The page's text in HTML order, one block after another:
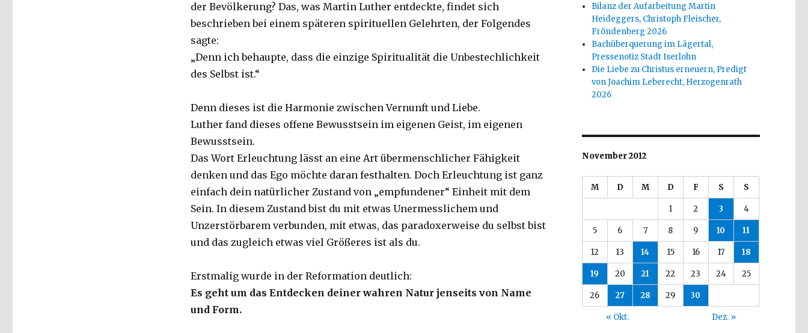
der Bevölkerung? Das, was Martin Luther entdeckte, findet sich
beschrieben bei einem späteren spirituellen Gelehrten, der Folgendes
sagte:
„Denn ich behaupte, dass die einzige Spiritualität die Unbestechlichkeit
des Selbst ist.“
Denn dieses ist die Harmonie zwischen Vernunft und Liebe.
Luther fand dieses offene Bewusstsein im eigenen Geist, im eigenen
Bewusstsein.
Das Wort Erleuchtung lässt an eine Art übermenschlicher Fähigkeit
denken und das Ego möchte daran festhalten. Doch Erleuchtung ist ganz
einfach dein natürlicher Zustand von „empfundener“ Einheit mit dem
Sein. In diesem Zustand bist du mit etwas Unermesslichem und
Unzerstörbarem verbunden, mit etwas, das paradoxerweise du selbst bist
und das zugleich etwas viel Größeres ist als du.
Erstmalig wurde in der Reformation deutlich:
Es geht um das Entdecken deiner wahren Natur jenseits von Name
und Form.
Bilanz der Aufarbeitung Martin
Heideggers, Christoph Fleischer,
Fröndenberg 2026
Bachüberquerung im Lägertal,
Pressenotiz Stadt Iserlohn
Die Liebe zu Christus erneuern, Predigt
von Joachim Leberecht, Herzogenrath
2026
November 2012
M D M D F S S
1 2 3 4
5 6 7 8 9 10 11
12 13 14 15 16 17 18
19 20 21 22 23 24 25
26 27 28 29 30
« Okt. Dez. »